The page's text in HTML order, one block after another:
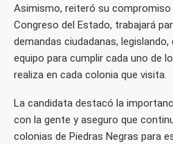
Asimismo, reiteró su compromiso
Congreso del Estado, trabajará
demandas ciudadanas,
equipo para cumplir cada uno de
realiza en cada colonia que visita.
La candidata destacó la
con la gente y aseguro que
colonias de Piedras Negras para